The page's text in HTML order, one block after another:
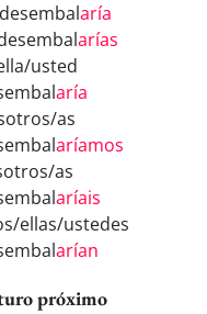
aría
arías
usted
aría
as
aríamos
as
aríais
ellas/ustedes
arían
próximo